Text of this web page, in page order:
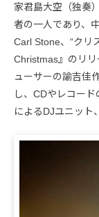
家君島大空（独奏
者の一人であり、
Carl Stone、“クリ
Christmas』のリ
ューサーの諭吉佳
し、CDやレコー
によるDJユニット